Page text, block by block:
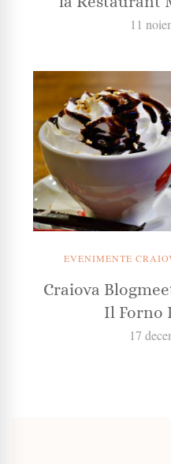
11
EVENIMENTE
Craiova
Il Forno
17